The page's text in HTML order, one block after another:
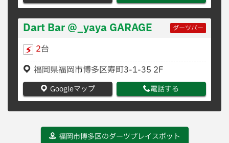
Dart Bar @_yaya GARAGE ダーツバー
2台
福岡県福岡市博多区寿町3-1-35 2F
Googleマップ 電話する
福岡市博多区のダーツプレイスポット